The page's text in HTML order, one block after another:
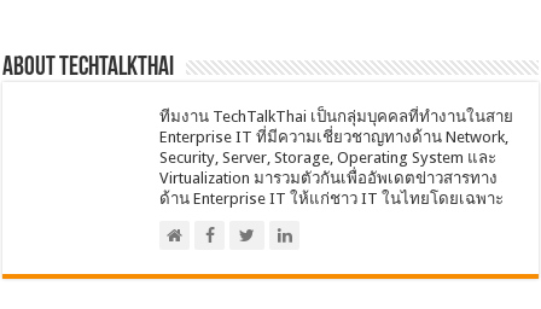
About techtalkthai
ทีมงาน TechTalkThai เป็นกลุ่มบุคคลที่ทำงานในสาย
Enterprise IT ที่มีความเชี่ยวชาญทางด้าน Network,
Security, Server, Storage, Operating System และ
Virtualization มารวมตัวกันเพื่ออัพเดตข่าวสารทาง
ด้าน Enterprise IT ให้แก่ชาว IT ในไทยโดยเฉพาะ